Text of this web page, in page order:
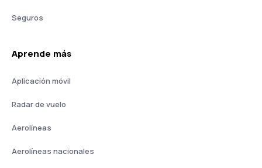
Seguros
Aprende más
Aplicación móvil
Radar de vuelo
Aerolíneas
Aerolíneas nacionales